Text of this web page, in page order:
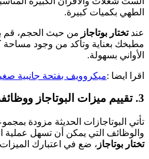
الطهي بكميات كبيرة.
عندتختار بوتاجاز من حيث الحجم، قم
مطبخك بعناية وتأكد من وجود مساحة
الأواني بسهولة.
اقرا ايضا :ميكروويف بفتحة جانبية صغيرة
3. تقييم ميزات البوتاجاز ووظائفه:
تأتي البوتاجازات الحديثة مزودة
والوظائف التي يمكن أن تسهل عملية
تختار بوتاجاز ، ضع في اعتبارك الميزات